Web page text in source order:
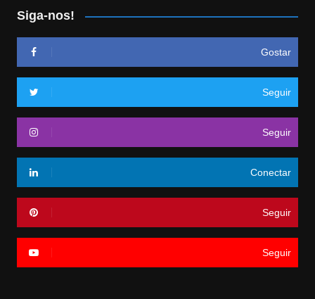
Siga-nos!
Gostar
Seguir
Seguir
Conectar
Seguir
Seguir